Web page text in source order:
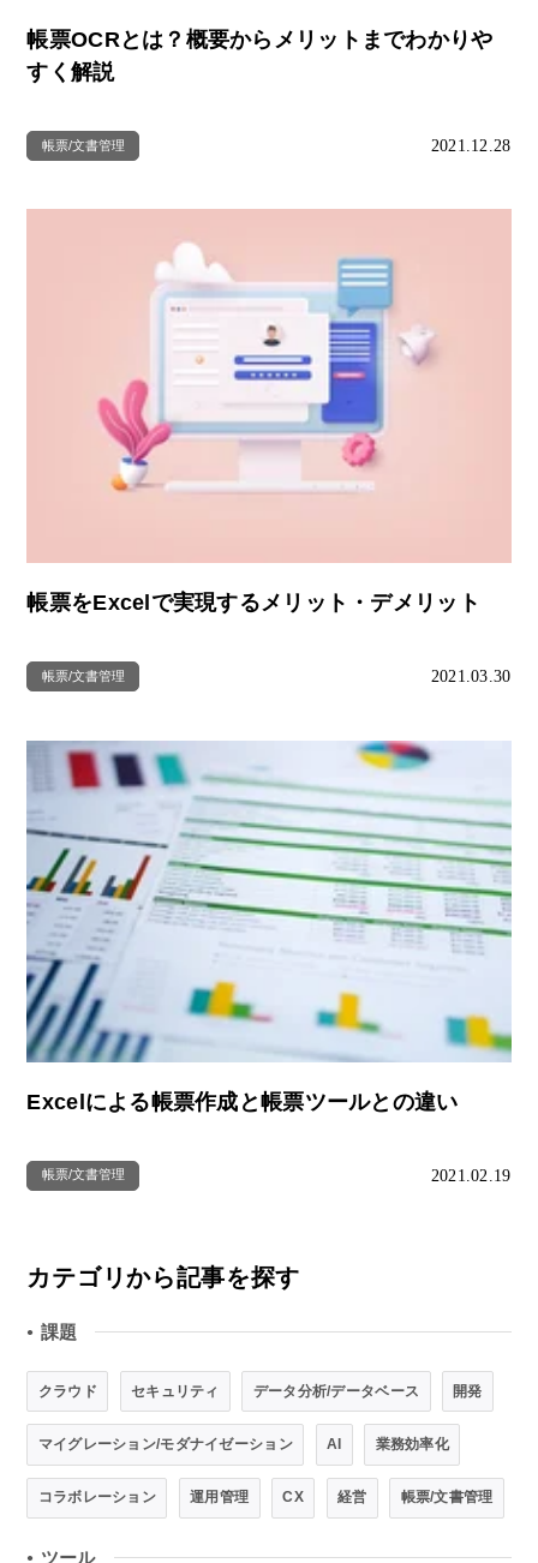
帳票OCRとは？概要からメリットまでわかりや
すく解説
帳票/文書管理 2021.12.28
帳票をExcelで実現するメリット・デメリット
帳票/文書管理 2021.03.30
Excelによる帳票作成と帳票ツールとの違い
帳票/文書管理 2021.02.19
カテゴリから記事を探す
● 課題
クラウド セキュリティ データ分析/データベース 開発
マイグレーション/モダナイゼーション AI 業務効率化
コラボレーション 運用管理 CX 経営 帳票/文書管理
● ツール